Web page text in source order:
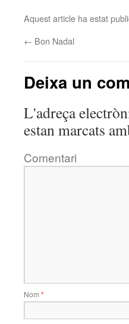
Aquest article ha estat
← Bon Nadal
Deixa un
L'adreça
estan marcats
Comentari
Nom *